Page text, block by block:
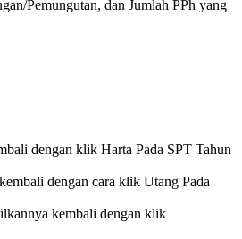
Pemungutan, dan Jumlah PPh yang
dengan klik Harta Pada SPT Tahun
dengan cara klik Utang Pada
kembali dengan klik